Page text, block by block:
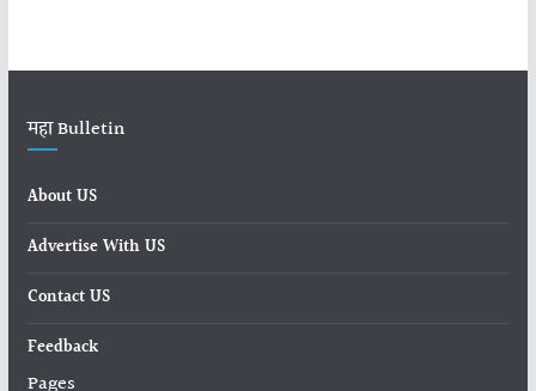
महा Bulletin
About US
Advertise With US
Contact US
Feedback
Pages